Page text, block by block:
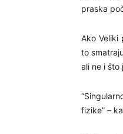
praska
Ako Veliki
to
ali ne i što
fizike” –